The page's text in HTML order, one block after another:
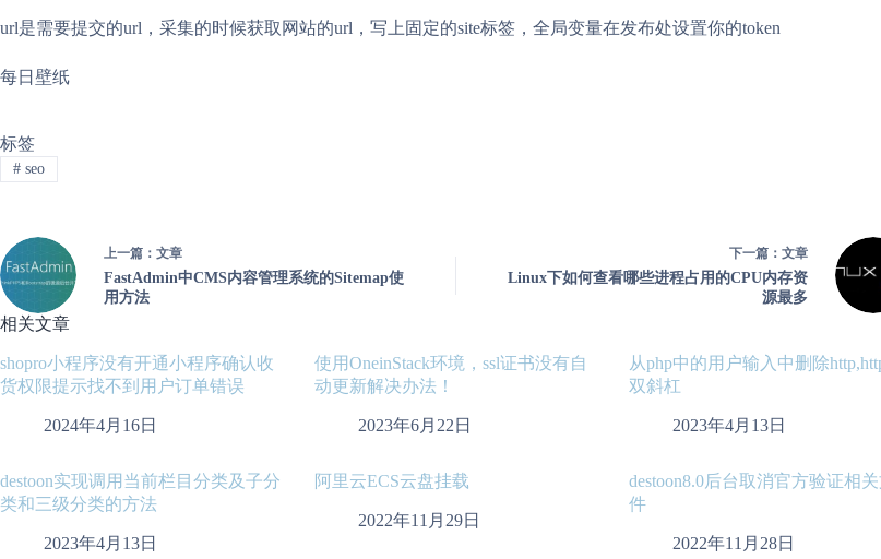
url是需要提交的url，采集的时候获取网站的url，写上固定的site标签，全局变量在发布处设置你的token
每日壁纸
标签
#seo
上一篇： 文章
FastAdmin中CMS内容管理系统的Sitemap使
用方法
下一篇： 文章
Linux下如何查看哪些进程占用的CPU内存资
源最多
相关文章
shopro小程序没有开通小程序确认收
货权限提示找不到用户订单错误
2024年4月16日
使用OneinStack环境，ssl证书没有自
动更新解决办法！
2023年6月22日
从php中的用户输入中删除
双斜杠
2023年4月13日
destoon实现调用当前栏目分类及子分
类和三级分类的方法
2023年4月13日
阿里云ECS云盘挂载
2022年11月29日
destoon8.0后台取消官方验证相
件
2022年11月28日